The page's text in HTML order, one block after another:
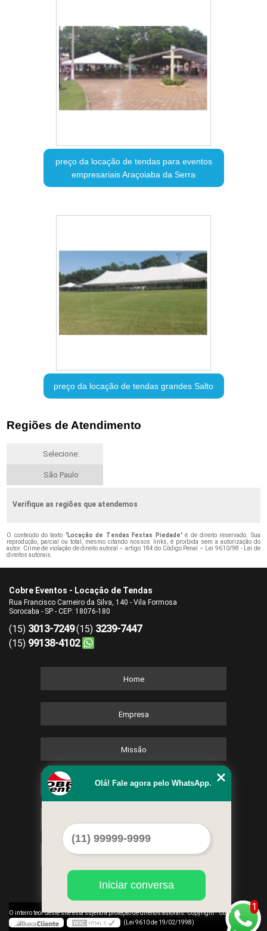
preço da locação de tendas para eventos
empresariais Araçoiaba da Serra
preço da locação de tendas grandes Salto
Regiões de Atendimento
Selecione:
São Paulo
Verifique as regiões que atendemos
O conteúdo do texto "Locação de Tendas Festas Piedade" é de direito reservado. Sua
reprodução, parcial ou total, mesmo citando nossos links, é proibida sem a autorização do
autor. Crime de violação de direito autoral – artigo 184 do Código Penal –
Lei 9610/98 - Lei de
direitos autorais
Cobre Eventos - Locação de Tendas
Rua Francisco Carneiro da Silva, 140 - Vila Formosa
Sorocaba - SP - CEP: 18076-180
(15) 3013-7249(15) 3239-7447
(15) 99138-4102
Home
Empresa
Missão
Serviços
Mapa do site
O inteiro teor deste site está sujeito à proteção de direitos autorais. Copyright Cobre Eventos
(Lei 9610 de 19/02/1998)
1
Olá! Fale agora pelo WhatsApp.
Iniciar conversa